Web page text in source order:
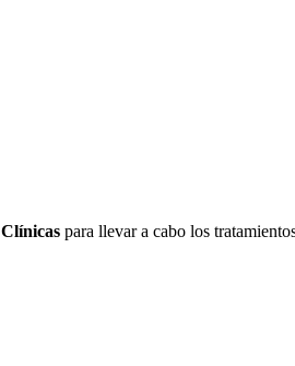
Clínicas para llevar a cabo los